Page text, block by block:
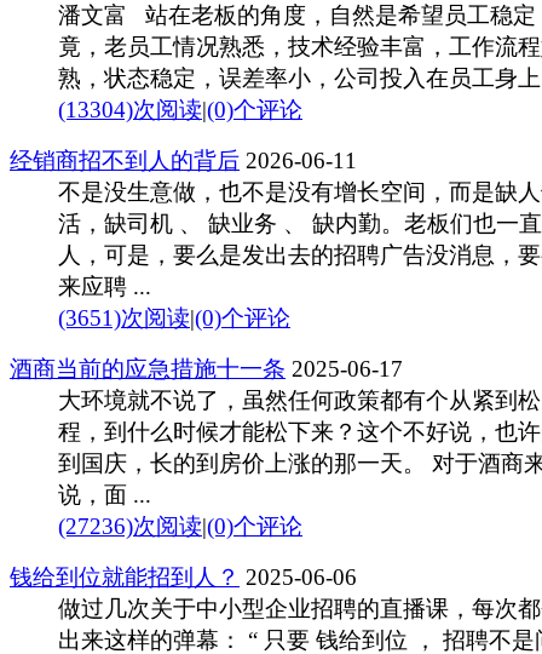
潘文富 站在老板的角度，自然是希望员工稳定
竟，老员工情况熟悉，技术经验丰富，工作流
熟，状态稳定，误差率小，公司投入在员工身
(13304)次阅读|(0)个评论
经销商招不到人的背后 2026-06-11
不是没生意做，也不是没有增长空间，而是缺
活，缺司机 、 缺业务 、 缺内勤。老板们也一
人，可是，要么是发出去的招聘广告没消息，
来应聘 ...
(3651)次阅读|(0)个评论
酒商当前的应急措施十一条 2025-06-17
大环境就不说了，虽然任何政策都有个从紧到
程，到什么时候才能松下来？这个不好说，也
到国庆，长的到房价上涨的那一天。 对于酒商
说，面 ...
(27236)次阅读|(0)个评论
钱给到位就能招到人？ 2025-06-06
做过几次关于中小型企业招聘的直播课，每次
出来这样的弹幕： “ 只要 钱给到位 ， 招聘不是